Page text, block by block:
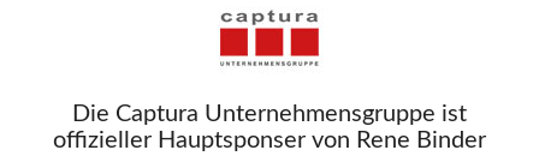
Die Captura Unternehmensgruppe ist
offizieller Hauptsponser von Rene Binder